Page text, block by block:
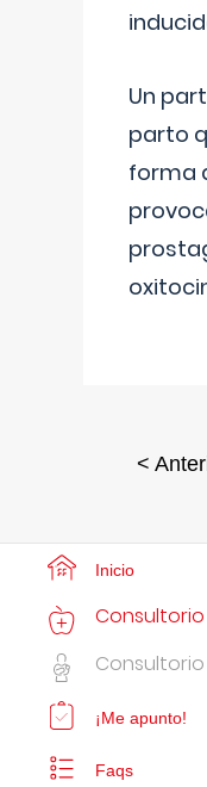
Un
parto
forma
<
Inicio
¡Me apunto!
Faqs